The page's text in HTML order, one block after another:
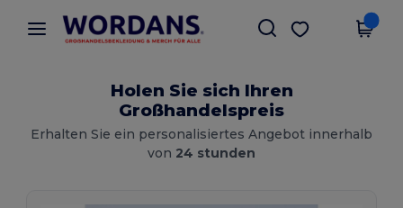
× Wordans App
Bessere Preise in der App!
App holen
Holen Sie sich Ihren
Großhandelspreis
Erhalten Sie ein personalisiertes Angebot innerhalb
von 24 stunden